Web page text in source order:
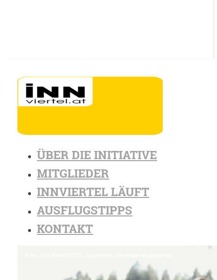
ÜBER DIE INITIATIVE
MITGLIEDER
INNVIERTEL LÄUFT
AUSFLUGSTIPPS
KONTAKT